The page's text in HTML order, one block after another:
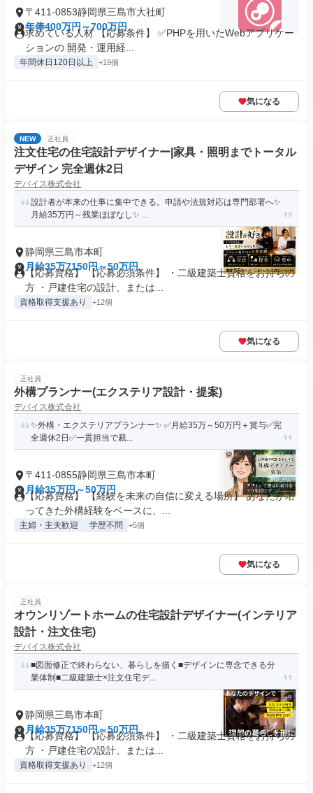
〒411-0853静岡県三島市大社町
年俸400万円～700万円
求めている人材 【応募条件】 ✅PHPを用いたWebアプリケー
ションの 開発・運用経...
年間休日120日以上 +19個
気になる
NEW 正社員
注文住宅の住宅設計デザイナー|家具・照明までトータル
デザイン 完全週休2日
デバイス株式会社
設計者が本来の仕事に集中できる。申請や法規対応は専門部署へ✨
月給35万円～残業ほぼなし✨ ...
静岡県三島市本町
月給35万7150円～50万円
【応募資格】 【応募必須条件】 ・二級建築士資格をお持ちの
方 ・戸建住宅の設計、または...
資格取得支援あり +12個
気になる
正社員
外構プランナー(エクステリア設計・提案)
デバイス株式会社
✨外構・エクステリアプランナー✨ ✅月給35万～50万円＋賞与✅完
全週休2日✅一貫担当で裁...
〒411-0855静岡県三島市本町
月給35万円～50万円
【応募資格】 【経験を未来の自信に変える場所】 あなたが培
ってきた外構経験をベースに、...
主婦・主夫歓迎 学歴不問 +5個
気になる
正社員
オウンリゾートホームの住宅設計デザイナー(インテリア
設計・注文住宅)
デバイス株式会社
■図面修正で終わらない、暮らしを描く■デザインに専念できる分
業体制■二級建築士×注文住宅デ...
静岡県三島市本町
月給35万7150円～50万円
【応募資格】 【応募必須条件】 ・二級建築士資格をお持ちの
方 ・戸建住宅の設計、または...
資格取得支援あり +12個